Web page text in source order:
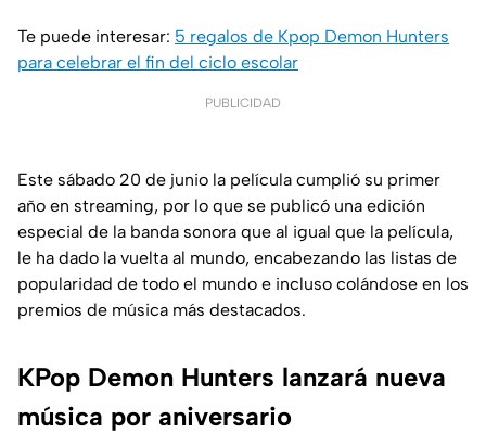
Te puede interesar: 5 regalos de Kpop Demon Hunters
para celebrar el fin del ciclo escolar
PUBLICIDAD
Este sábado 20 de junio la película cumplió su primer
año en streaming, por lo que se publicó una edición
especial de la banda sonora que al igual que la película,
le ha dado la vuelta al mundo, encabezando las listas de
popularidad de todo el mundo e incluso colándose en los
premios de música más destacados.
KPop Demon Hunters lanzará nueva
música por aniversario